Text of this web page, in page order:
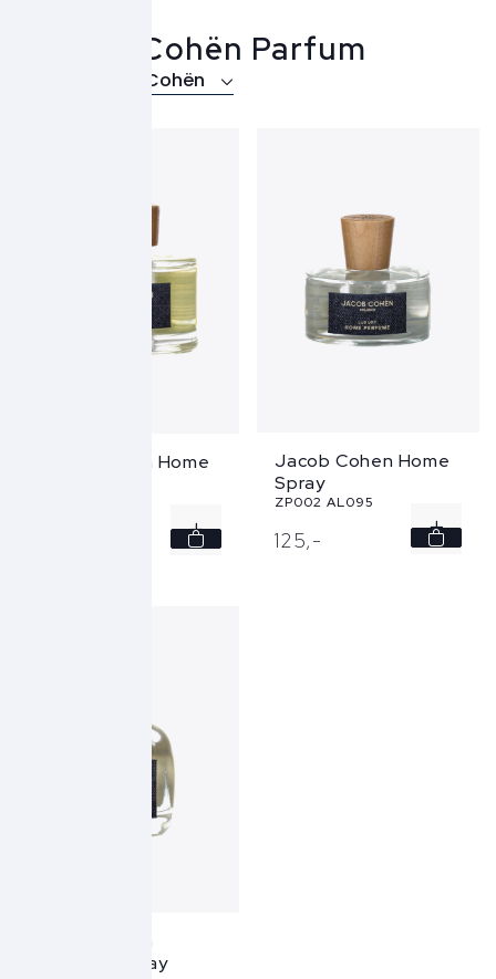
Jacob Cohën Parfum
Over Jacob Cohën
Jacob Cohen Home
Jacob Cohen Home
Spray
ZP002 AL095
125,-
Garment spray